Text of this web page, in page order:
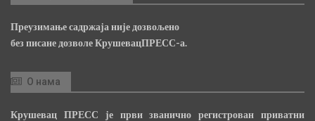
Преузимање садржаја није дозвољено
без писане дозволе КрушевацПРЕСС-а.
О нама
Крушевац ПРЕСС је први званично регистрован приватни